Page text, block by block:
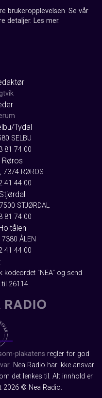
brukeropplevelsen. Se vår
detaljer. Les mer.
Tydal
SELBU
81 74 00
Røros
7374 RØROS
41 44 00
STJØRDAL
81 74 00
ÅLEN
41 44 00
kodeordet "NEA" og send
26114.
plakatens regler for god
. Nea Radio har ikke ansvar
det lenkes til. Alt innhold er
2026 © Nea Radio.